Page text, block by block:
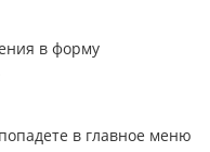
в форму
в главное меню